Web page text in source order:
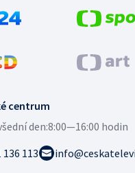
centrum
den:8:00—16:00 hodin
136 113